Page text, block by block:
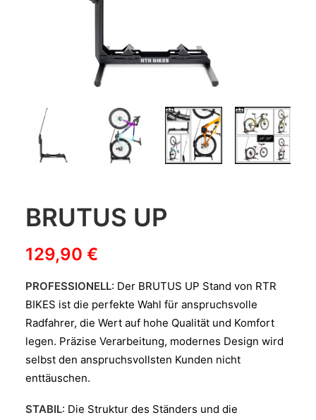
BRUTUS UP
129,90 €
PROFESSIONELL: Der BRUTUS UP Stand von RTR
BIKES ist die perfekte Wahl für anspruchsvolle
Radfahrer, die Wert auf hohe Qualität und Komfort
legen. Präzise Verarbeitung, modernes Design wird
selbst den anspruchsvollsten Kunden nicht
enttäuschen.
STABIL: Die Struktur des Ständers und die